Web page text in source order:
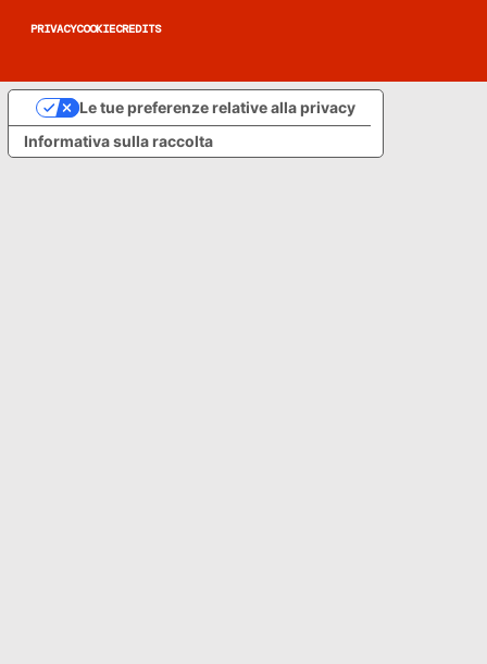
PRIVACYCOOKIECREDITS
Informativa sulla raccolta
Le tue preferenze relative alla privacy